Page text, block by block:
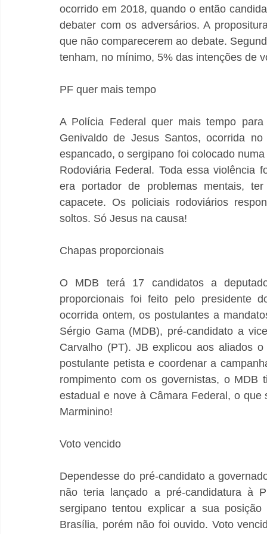
ocorrido em 2018, quando o então
debater com os adversários. A
que não comparecerem ao debate.
tenham, no mínimo, 5% das intenções de
PF quer mais tempo
A Polícia Federal quer mais tempo
Genivaldo de Jesus Santos, ocorrida
espancado, o sergipano foi colocado
Rodoviária Federal. Toda essa violência
era portador de problemas mentais,
capacete. Os policiais rodoviários
soltos. Só Jesus na causa!
Chapas proporcionais
O MDB terá 17 candidatos a
proporcionais foi feito pelo presidente
ocorrida ontem, os postulantes a
Sérgio Gama (MDB), pré-candidato a
Carvalho (PT). JB explicou aos aliados
postulante petista e coordenar a
rompimento com os governistas, o MDB
estadual e nove à Câmara Federal, o
Marminino!
Voto vencido
Dependesse do pré-candidato a
não teria lançado a pré-candidatura à
sergipano tentou explicar a sua
Brasília, porém não foi ouvido. Voto